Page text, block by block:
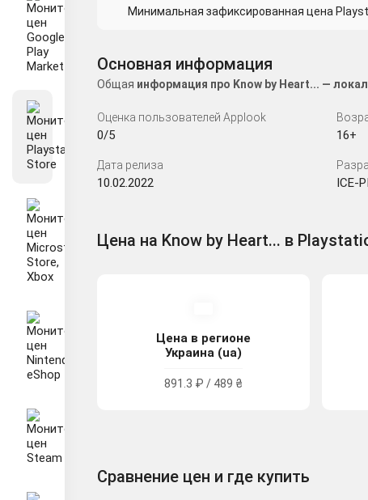
Минимальная зафиксированная цена
Основная информация
Общая информация про Know by Heart... —
Оценка пользователей Applook
0/5 16+
Дата релиза
10.02.2022 ICE-
Цена на Know by Heart... в
Цена в регионе
Украина (ua)
891.3 ₽ / 489 ₴
Сравнение цен и где купить